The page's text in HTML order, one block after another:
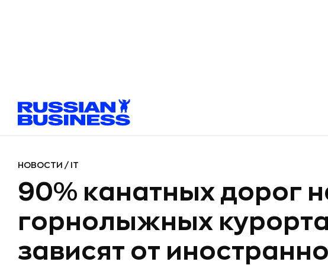
НОВОСТИ / IT
90% канатных дорог
горнолыжных
зависят от